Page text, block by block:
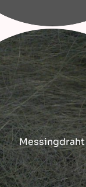
Messingdraht